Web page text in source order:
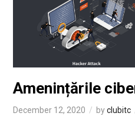
Amenințările
December 12, 2020 byclubitc